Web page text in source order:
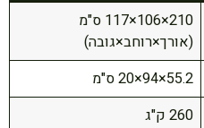
210×106×117 ס"מ
(אורך×רוחב×גובה)
55.2×94×20 ס"מ
260 ק"ג